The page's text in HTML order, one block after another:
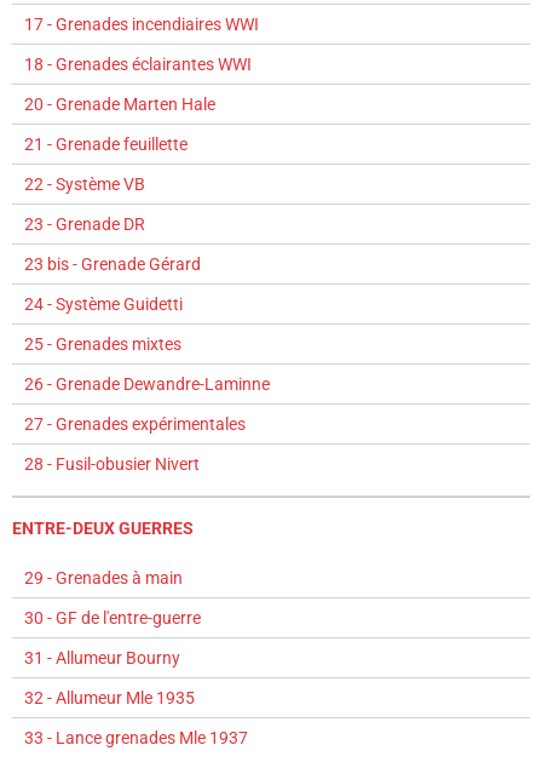
17 - Grenades incendiaires WWI
18 - Grenades éclairantes WWI
20 - Grenade Marten Hale
21 - Grenade feuillette
22 - Système VB
23 - Grenade DR
23 bis - Grenade Gérard
24 - Système Guidetti
25 - Grenades mixtes
26 - Grenade Dewandre-Laminne
27 - Grenades expérimentales
28 - Fusil-obusier Nivert
ENTRE-DEUX GUERRES
29 - Grenades à main
30 - GF de l'entre-guerre
31 - Allumeur Bourny
32 - Allumeur Mle 1935
33 - Lance grenades Mle 1937